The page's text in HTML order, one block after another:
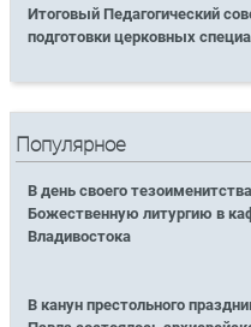
Итоговый Педагогический
подготовки церковных
Популярное
В день своего
Божественную литургию в
Владивостока
В канун престольного